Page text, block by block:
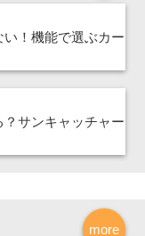
！機能で選ぶカー
サンキャッチャー
more